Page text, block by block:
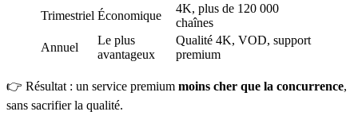
Trimestriel Économique
4K, plus de 120 000
chaînes
Annuel
Le plus
avantageux
Qualité 4K, VOD, support
premium
👉 Résultat : un service premium moins cher que la concurrence,
sans sacrifier la qualité.